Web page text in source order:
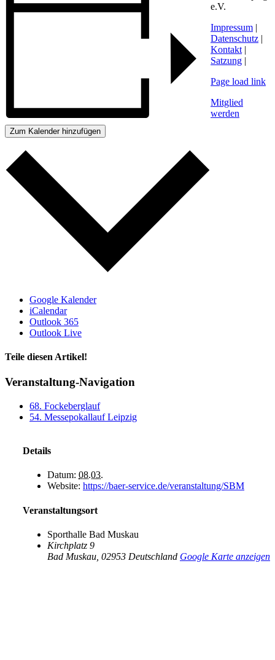
Zum Kalender hinzufügen
Google Kalender
iCalendar
Outlook 365
Outlook Live
Teile diesen Artikel!
Facebook
X
WhatsApp
Telegram
Veranstaltung-Navigation
68. Fockeberglauf
54. Messepokallauf Leipzig
Details
Datum: 08.03.
Website: https://baer-service.de/veranstaltung/SBM
Veranstaltungsort
Sporthalle Bad Muskau
Kirchplatz 9
Bad Muskau 02953 Deutschland Google Karte anzeigen
e.V.
Impressum |
Datenschutz |
Kontakt |
Satzung |
Page load link
Mitglied
werden